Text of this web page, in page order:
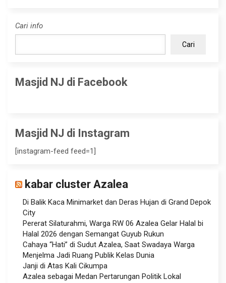
Cari info
Cari
Masjid NJ di Facebook
Masjid NJ di Instagram
[instagram-feed feed=1]
kabar cluster Azalea
Di Balik Kaca Minimarket dan Deras Hujan di Grand Depok
City
Pererat Silaturahmi, Warga RW 06 Azalea Gelar Halal bi
Halal 2026 dengan Semangat Guyub Rukun
Cahaya “Hati” di Sudut Azalea, Saat Swadaya Warga
Menjelma Jadi Ruang Publik Kelas Dunia
Janji di Atas Kali Cikumpa
Azalea sebagai Medan Pertarungan Politik Lokal